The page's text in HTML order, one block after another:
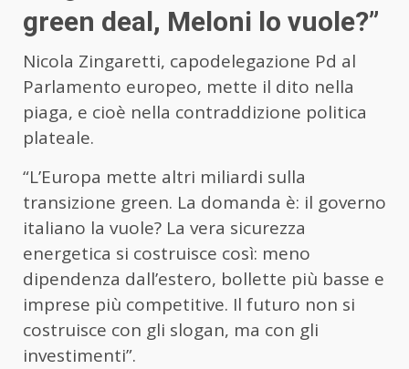
green deal, Meloni lo vuole?”
Nicola Zingaretti, capodelegazione Pd al
Parlamento europeo, mette il dito nella
piaga, e cioè nella contraddizione politica
plateale.
“L’Europa mette altri miliardi sulla
transizione green. La domanda è: il governo
italiano la vuole? La vera sicurezza
energetica si costruisce così: meno
dipendenza dall’estero, bollette più basse e
imprese più competitive. Il futuro non si
costruisce con gli slogan, ma con gli
investimenti”.